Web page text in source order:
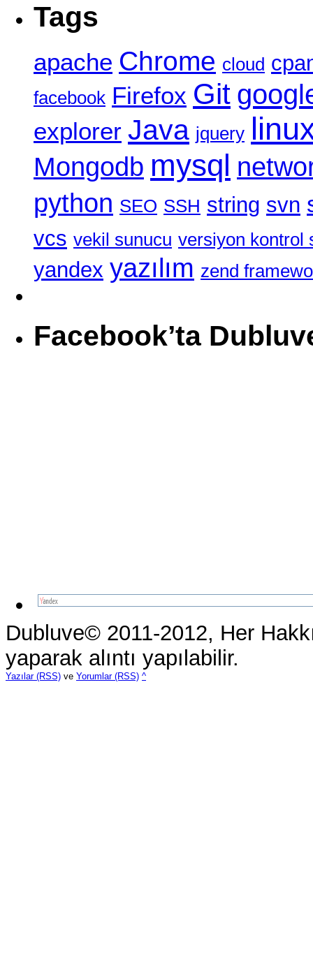
Tags
apache Chrome cloud
facebook Firefox Git
explorer Java jquery
Mongodb mysql
python SEO SSH string svn
vcs vekil sunucu versiyon kontrol
yandex yazılım zend
Facebook’ta
Dubluve© 2011-2012, Her
yaparak alıntı yapılabilir.
Yazılar (RSS) ve Yorumlar (RSS) ^